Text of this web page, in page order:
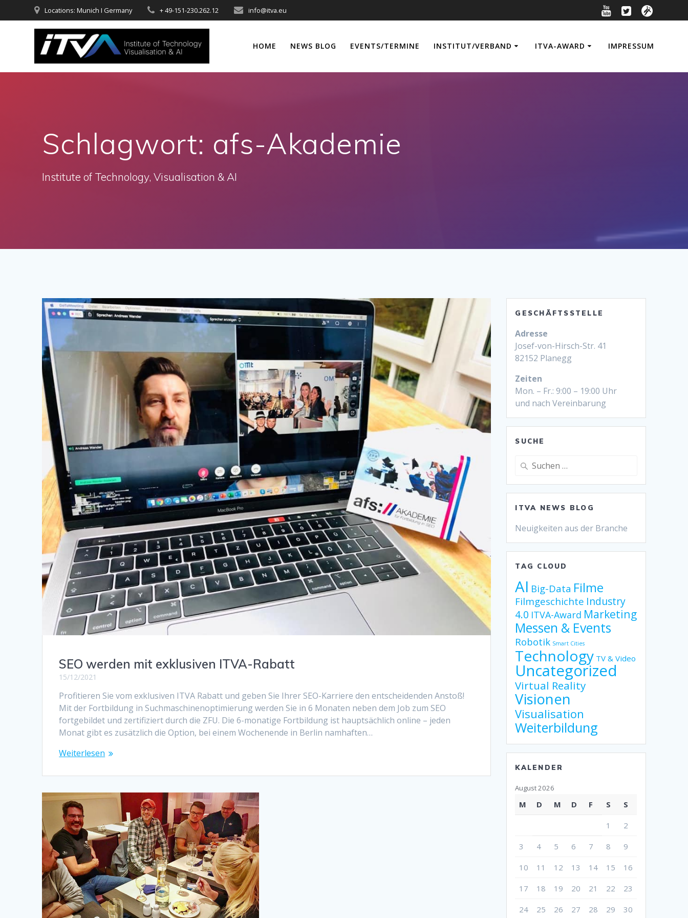
Inhalt
Locations: Munich I Germany + 49-151-230.262.12 info@itva.eu
HOME NEWS BLOG EVENTS/TERMINE INSTITUT/VERBAND ITVA-AWARD IMPRESSUM
Schlagwort: afs-Akademie
Institute of Technology, Visualisation & AI
SEO werden mit exklusiven ITVA-Rabatt
15/12/2021
Profitieren Sie vom exklusiven ITVA Rabatt und geben Sie Ihrer SEO-Karriere den entscheidenden Anstoß!
Mit der Fortbildung in Suchmaschinenoptimierung werden Sie in 6 Monaten neben dem Job zum SEO
fortgebildet und zertifiziert durch die ZFU. Die 6-monatige Fortbildung ist hauptsächlich online – jeden
Monat gibt es zusätzlich die Option, bei einem Wochenende in Berlin namhaften…
Weiterlesen
GESCHÄFTSSTELLE
Adresse
Josef-von-Hirsch-Str. 41
82152 Planegg
Zeiten
Mon. – Fr.: 9:00 – 19:00 Uhr
und nach Vereinbarung
SUCHE
Suche
ITVA NEWS BLOG
Neuigkeiten aus der Branche
TAG CLOUD
AI Big-Data Filme
Filmgeschichte Industry
4.0 ITVA-Award Marketing
Messen & Events
Robotik Smart Cities
Technology TV & Video
Uncategorized
Virtual Reality
Visionen
Visualisation
Weiterbildung
KALENDER
August 2026
M D M D F S S
1 2
3 4 5 6 7 8 9
10 11 12 13 14 15 16
17 18 19 20 21 22 23
24 25 26 27 28 29 30